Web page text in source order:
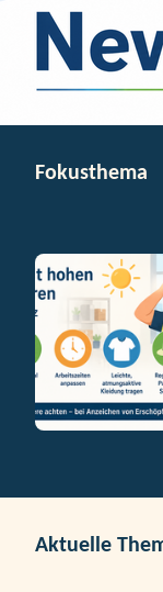
Fokusthema
Aktuelle